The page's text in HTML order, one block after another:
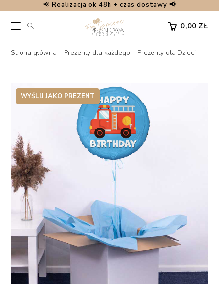
content
📢 Realizacja ok 48h + czas dostawy 📢
0,00 ZŁ
Strona główna – Prezenty dla każdego – Prezenty dla Dzieci
WYŚLIJ JAKO PREZENT